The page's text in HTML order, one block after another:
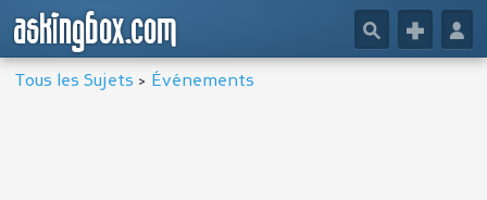
askingbox.com 👤
+
🔎
Tous les Sujets > Événements